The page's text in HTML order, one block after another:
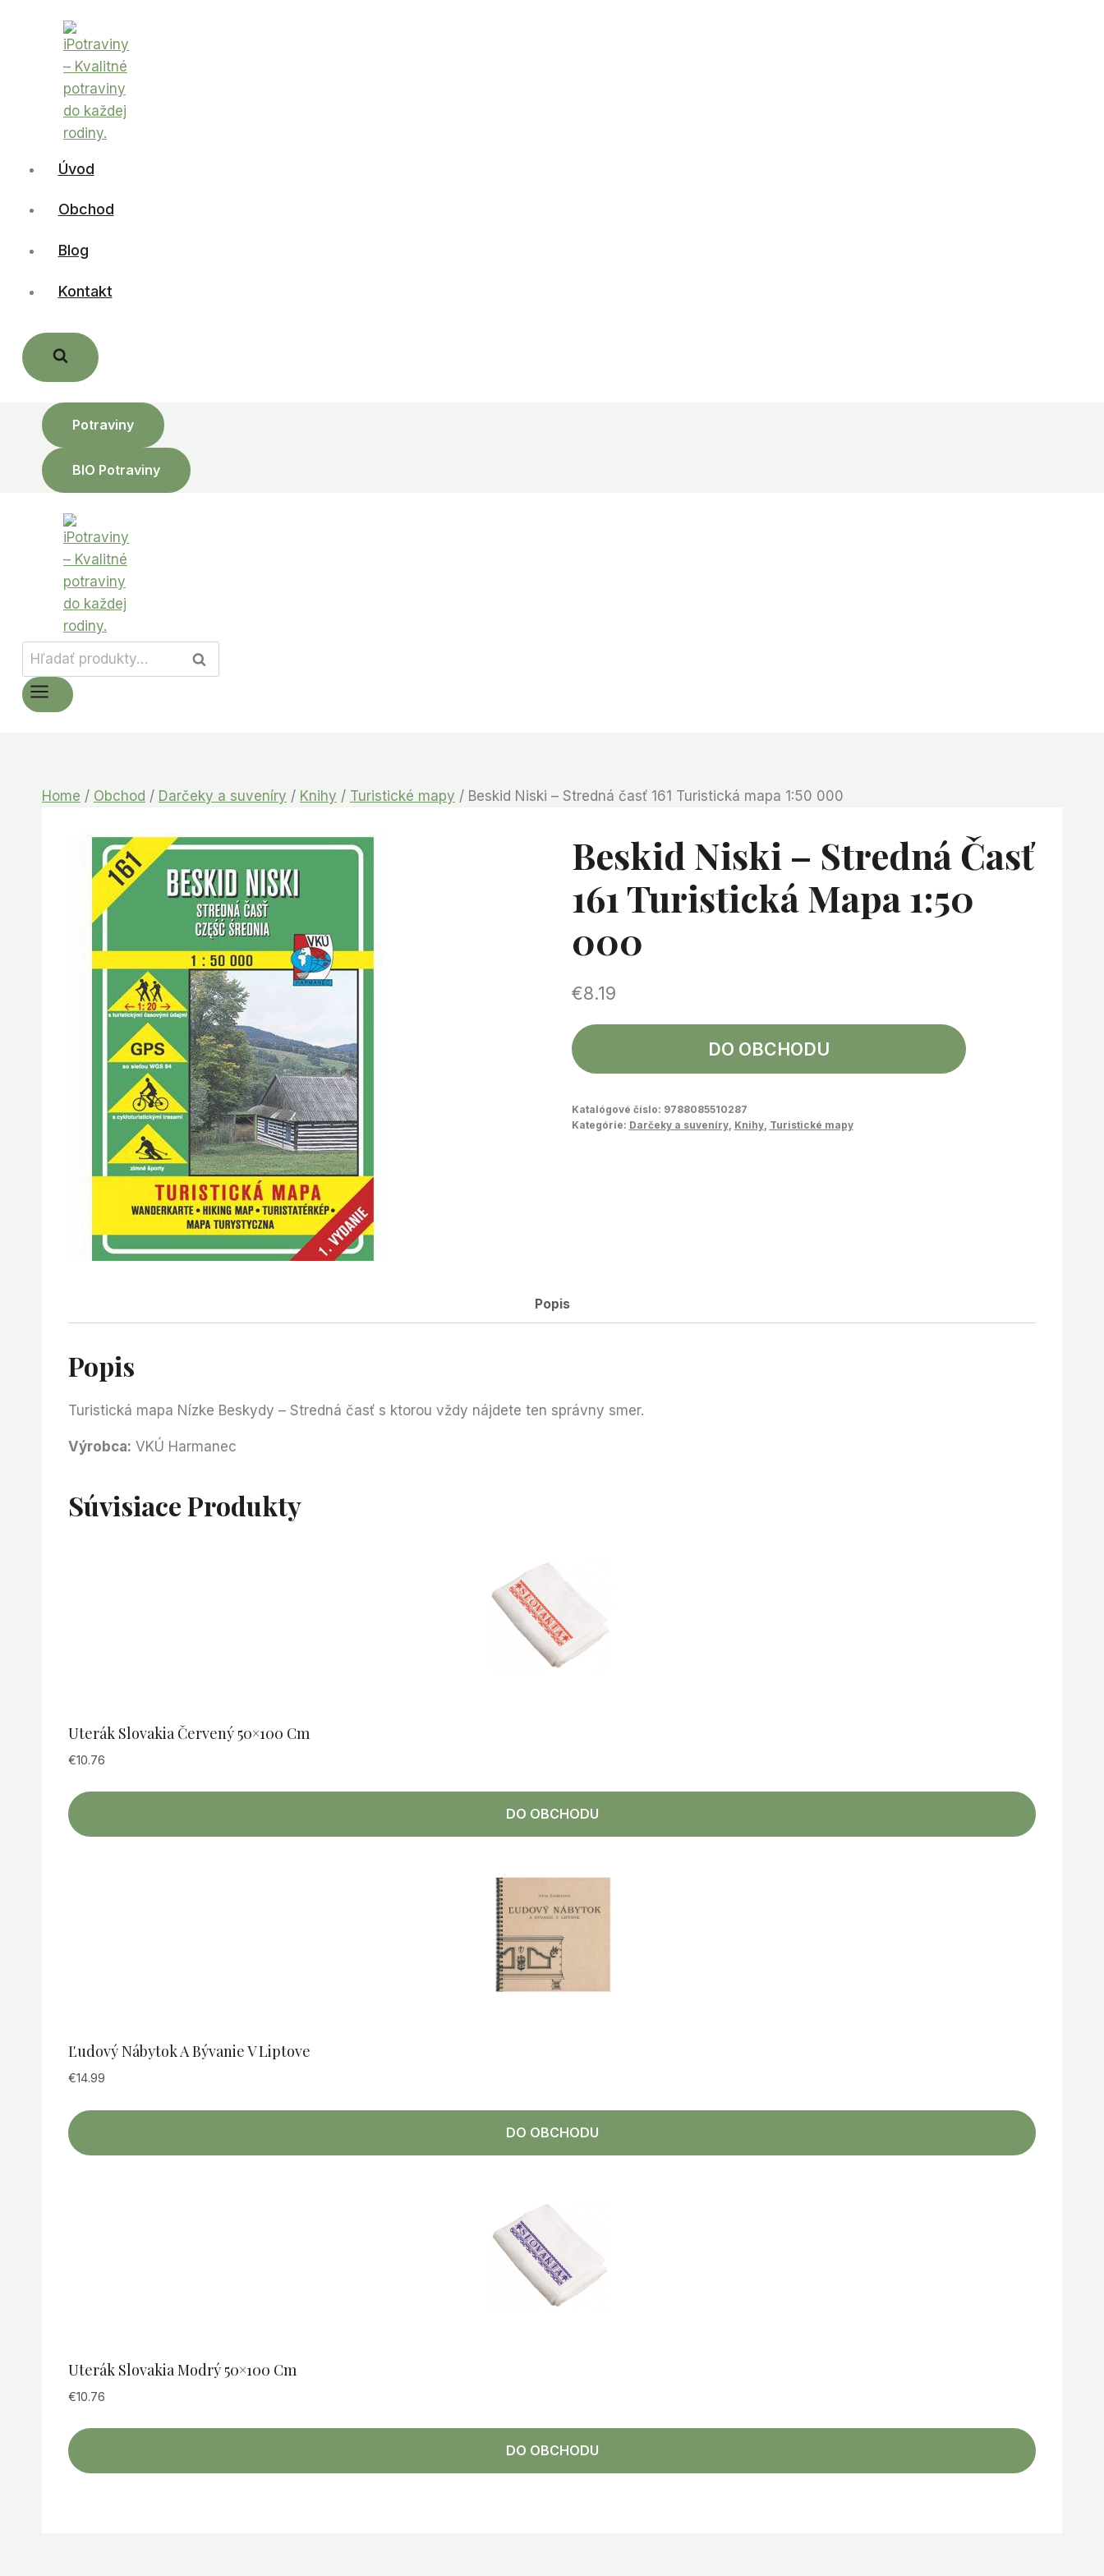
Úvod
Obchod
Blog
Kontakt
Potraviny
BIO Potraviny
Hľadať: Vyhľadávanie
Home / Obchod / Darčeky a suveníry / Knihy / Turistické mapy / Beskid Niski – Stredná časť 161 Turistická mapa 1:50 000
Beskid Niski – Stredná Časť
161 Turistická Mapa 1:50
000
€8.19
DO OBCHODU
Katalógové číslo: 9788085510287
Kategórie: Darčeky a suveníry, Knihy, Turistické mapy
Popis
Popis
Turistická mapa Nízke Beskydy – Stredná časť s ktorou vždy nájdete ten správny smer.
Výrobca: VKÚ Harmanec
Súvisiace Produkty
Uterák Slovakia Červený 50×100 Cm
€10.76
DO OBCHODU
Ľudový Nábytok A Bývanie V Liptove
€14.99
DO OBCHODU
Uterák Slovakia Modrý 50×100 Cm
€10.76
DO OBCHODU